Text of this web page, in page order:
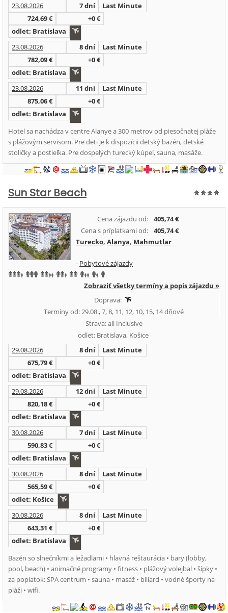
23.08.2026
7 dní
Last Minute
724,69 €
+0 €
odlet: Bratislava
23.08.2026
8 dní
Last Minute
782,09 €
+0 €
odlet: Bratislava
23.08.2026
11 dní
Last Minute
875,06 €
+0 €
odlet: Bratislava
Hotel sa nachádza v centre Alanye a 300 metrov od piesočnatej pláže
s plážovým servisom. Pre deti je k dispozícii detský bazén, detské
stoličky a postieľka. Pre dospelých turecký kúpeľ, sauna, masáže.
Sun Star Beach
Cena zájazdu od:
405,74 €
Cena s príplatkami od:
405,74 €
Turecko, Alanya, Mahmutlar
- Pobytové zájazdy
Zobraziť všetky termíny a popis zájazdu »
Doprava:
Termíny od: 29.08., 7, 8, 11, 12, 10, 15, 14 dňové
Strava: all Inclusive
odlet: Bratislava, Košice
29.08.2026
8 dní
Last Minute
675,79 €
+0 €
odlet: Bratislava
29.08.2026
12 dní
Last Minute
820,18 €
+0 €
odlet: Bratislava
30.08.2026
7 dní
Last Minute
590,83 €
+0 €
odlet: Bratislava
30.08.2026
8 dní
Last Minute
565,59 €
+0 €
odlet: Košice
30.08.2026
8 dní
Last Minute
643,31 €
+0 €
odlet: Bratislava
Bazén so slnečníkmi a ležadlami • hlavná reštaurácia • bary (lobby,
pool, beach) • animačné programy • fitness • plážový volejbal • šípky •
za poplatok: SPA centrum • sauna • masáž • biliard • vodné športy na
pláži • wifi.